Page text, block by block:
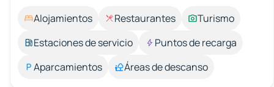
Alojamientos Restaurantes
Turismo
Estaciones de servicio
Puntos de recarga
Aparcamientos
Áreas de descanso